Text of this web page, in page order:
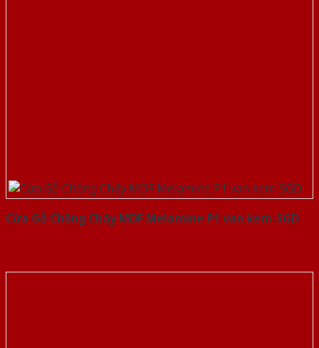
Cửa Gỗ Chống Cháy MDF Melamine P1 van kem-SGD